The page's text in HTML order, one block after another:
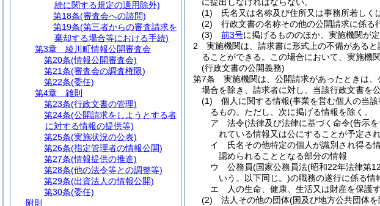
(1)
氏名又は名称及び住所又は事務所若し
(2)
行政文書の名称その他の公開請求に係る
(3)
前3号に掲げるもののほか、実施機関が
2
実施機関は、請求書に形式上の不備がある
ることができる。
この場合において、実施機
(行政文書の公開義務)
第7条
実施機関は、公開請求があったときは
場合を除き、請求者に対し、当該行政文書を
(1)
個人に関する情報(事業を営む個人の当
るもの。 ただし、次に掲げる情報を除く。
ア
法令(法律及び法律に基づく命令(告示
れている情報又は公にすることが予定さ
イ
氏名その他特定の個人が識別され得る
認められることとなる部分の情報
ウ
公務員(国家公務員法(昭和22年法律第
いう。以下同じ。)の職務の遂行に係る情
エ
人の生命、健康、生活又は財産を保護
(2)
法人その他の団体(国及び地方公共団体
続に関する規定の適用除外)
第18条(審査会への諮問)
第19条(第三者からの審査請求を
棄却する場合等における手続)
第3章
綾川町情報公開審査会
第20条(情報公開審査会)
第21条(審査会の調査権限)
第22条(委任)
第4章
雑則
第23条(行政文書の管理)
第24条(公開請求をしようとする者
に対する情報の提供等)
第25条(実施状況の公表)
第26条(指定管理者の情報公開)
第27条(情報提供の推進)
第28条(他の法令等との調整等)
第29条(出資法人の情報公開)
第30条(委任)
附則